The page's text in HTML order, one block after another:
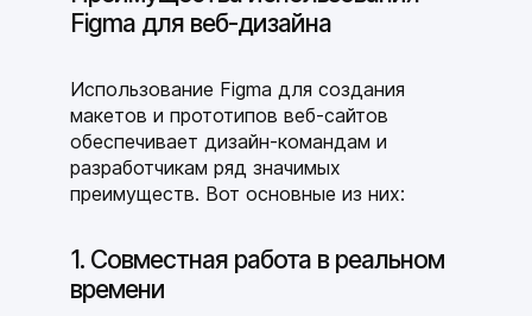
Figma для веб-дизайна
Использование Figma для создания
макетов и прототипов веб-сайтов
обеспечивает дизайн-командам и
разработчикам ряд значимых
преимуществ. Вот основные из них:
1. Совместная работа в реальном
времени